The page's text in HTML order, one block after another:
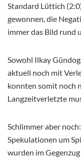
Standard Lüttich
gewonnen, die
immer das Bild rund
Sowohl Ilkay
aktuell noch mit
konnten somit noch
Langzeitverletzte
Schlimmer aber
Spekulationen um
wurden im